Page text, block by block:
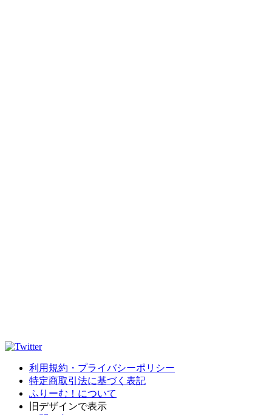
利用規約・プライバシーポリシー
特定商取引法に基づく表記
ふりーむ！について
旧デザインで表示